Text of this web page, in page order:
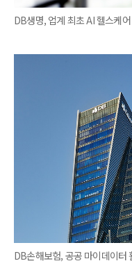
DB생명, 업계 최초 AI 헬스케
DB손해보험, 공공 마이데이터